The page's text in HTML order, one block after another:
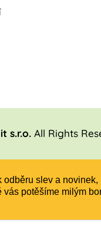
s.r.o. All Rights
odběru slev a novinek,
vás potěšíme milým